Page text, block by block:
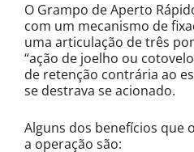
O Grampo de Aperto
com um mecanismo de
uma articulação de três
“ação de joelho ou
de retenção contrária ao
se destrava se acionado.
Alguns dos benefícios que
a operação são: